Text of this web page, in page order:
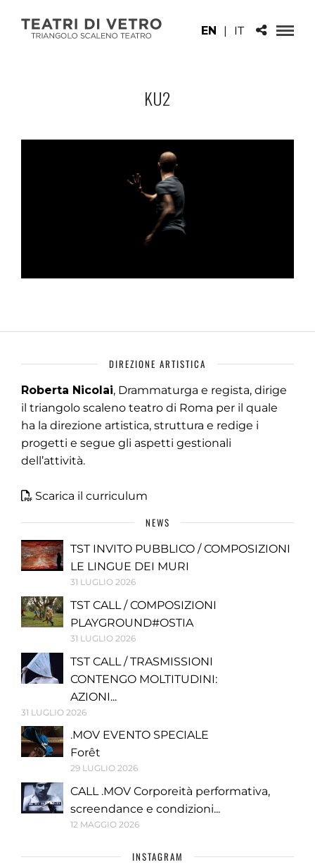
EN | IT
KU2
DIREZIONE ARTISTICA
Roberta Nicolai, Drammaturga e regista, dirige
il triangolo scaleno teatro di Roma per il quale
ha la direzione artistica, struttura e redige i
progetti e segue gli aspetti gestionali
dell’attività.
Scarica il curriculum
NEWS
TST INVITO PUBBLICO / COMPOSIZIONI
LE LINGUE DEI MURI
31 LUGLIO 2026
TST CALL / COMPOSIZIONI
PLAYGROUND#OSTIA
31 LUGLIO 2026
TST CALL / TRASMISSIONI
CONTENGO MOLTITUDINI:
AZIONI...
31 LUGLIO 2026
.MOV EVENTO SPECIALE
Forêt
29 LUGLIO 2026
CALL .MOV Corporeità performativa,
screendance e condizioni...
12 MAGGIO 2026
INSTAGRAM